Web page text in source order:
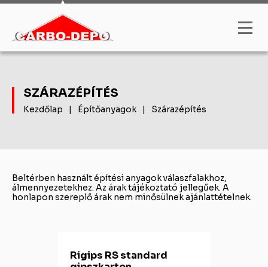
SZÁRAZÉPÍTÉS
Kezdőlap | Építőanyagok | Szárazépítés
Beltérben használt építési anyagok válaszfalakhoz,
álmennyezetekhez. Az árak tájékoztató jellegűek. A
honlapon szereplő árak nem minősülnek ajánlattételnek.
Rigips RS standard